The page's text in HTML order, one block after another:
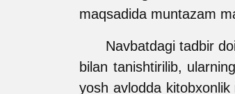
maqsadida muntazam
Navbatdagi tadbir
bilan tanishtirilib,
yosh avlodda kitobxonlik